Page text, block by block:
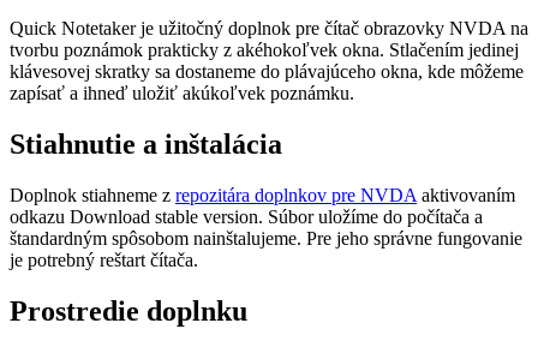
Quick Notetaker je užitočný doplnok pre čítač obrazovky NVDA na
tvorbu poznámok prakticky z akéhokoľvek okna. Stlačením jedinej
klávesovej skratky sa dostaneme do plávajúceho okna, kde môžeme
zapísať a ihneď uložiť akúkoľvek poznámku.
Stiahnutie a inštalácia
Doplnok stiahneme z repozitára doplnkov pre NVDA aktivovaním
odkazu Download stable version. Súbor uložíme do počítača a
štandardným spôsobom nainštalujeme. Pre jeho správne fungovanie
je potrebný reštart čítača.
Prostredie doplnku